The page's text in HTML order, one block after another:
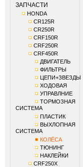
ЗАПЧАСТИ
HONDA
CR125R
CR250R
CRF150R
CRF250R
CRF450R
ДВИГАТЕЛЬ
ФИЛЬТРЫ
ЦЕПИ+ЗВЕЗДЫ
ХОДОВАЯ
УПРАВЛНИЕ
ТОРМОЗНАЯ
СИСТЕМА
ПЛАСТИК
ВЫХЛОПНАЯ
СИСТЕМА
КОЛЁСА
ТЮНИНГ
НАКЛЕЙКИ
CRF250X